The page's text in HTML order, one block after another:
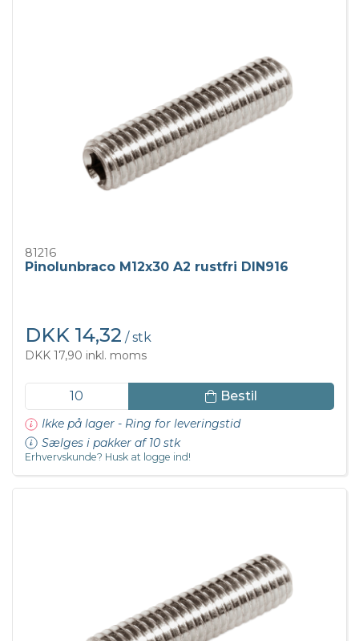
81216
Pinolunbraco M12x30 A2 rustfri DIN916
DKK 14,32 / stk
DKK 17,90 inkl. moms
Bestil
Ikke på lager - Ring for leveringstid
Sælges i pakker af 10 stk
Erhvervskunde? Husk at logge ind!